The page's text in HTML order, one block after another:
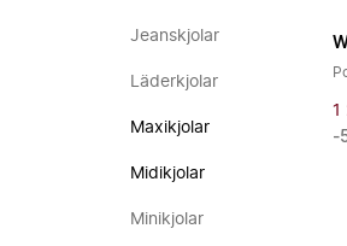
Jeanskjolar
Läderkjolar
Maxikjolar
Midikjolar
Minikjolar
1
-